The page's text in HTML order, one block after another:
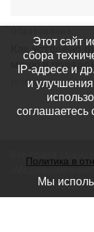
Как устроено
меню и
15:15 06 августа 239
город».
Этот сайт
сбора
IP-адресе и
и
соглашаетесь
Политика в
Мы